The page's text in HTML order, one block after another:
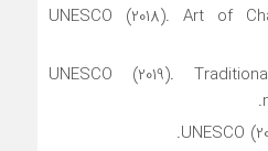
UNESCO (2018). Art of
UNESCO (2019).
UNESCO